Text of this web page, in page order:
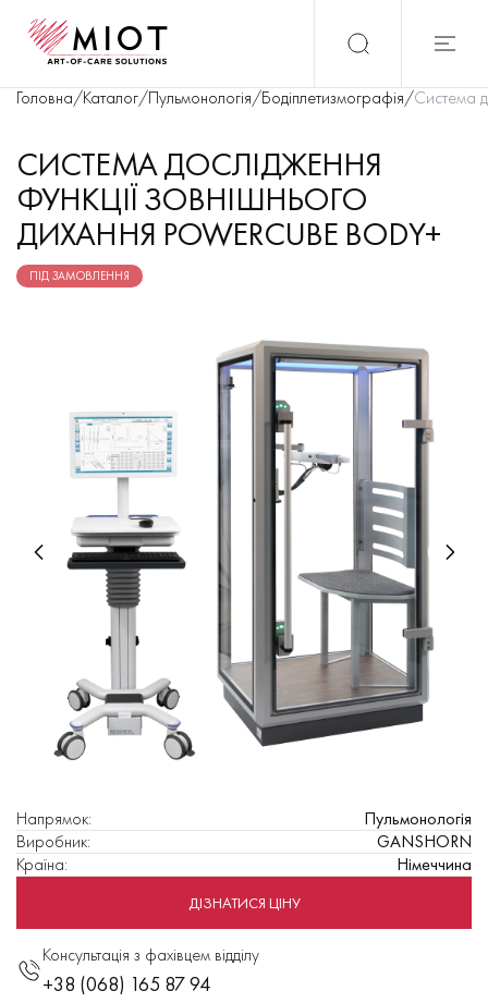
Головна/Каталог/Пульмонологія/Бодіплетизмографія/Система
СИСТЕМА ДОСЛІДЖЕННЯ
ФУНКЦІЇ ЗОВНІШНЬОГО
ДИХАННЯ POWERCUBE BODY+
ПІД ЗАМОВЛЕННЯ
ДІЗНАТИСЯ ЦІНУ
Консультація з фахівцем відділу
+38 (068) 165 87 94
Напрямок:
Пульмонологія
Виробник:
GANSHORN
Країна: Німеччина